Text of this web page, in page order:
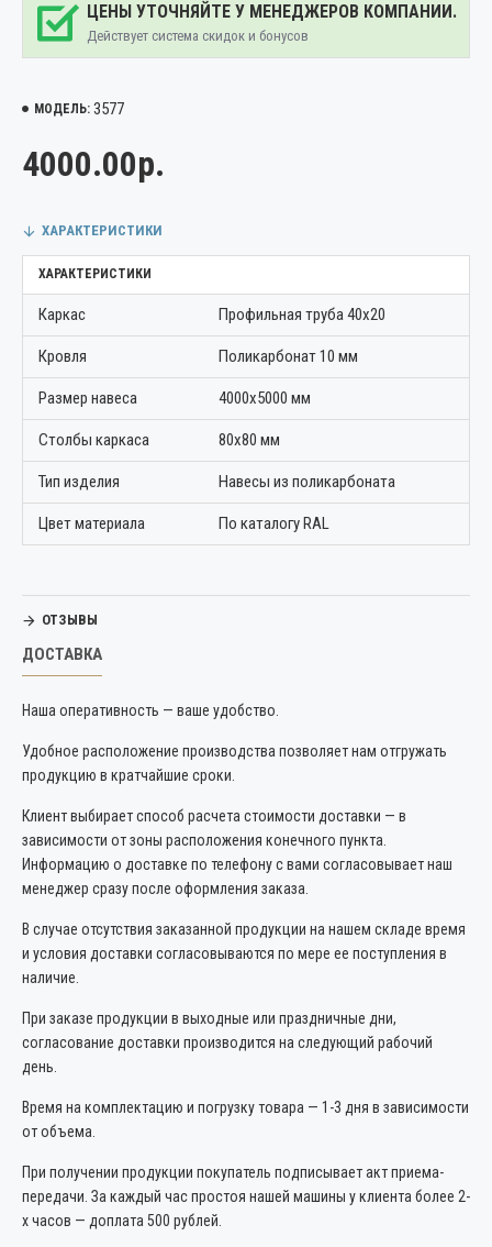
ЦЕНЫ УТОЧНЯЙТЕ У МЕНЕДЖЕРОВ КОМПАНИИ.
Действует система скидок и бонусов
МОДЕЛЬ: 3577
4000.00р.
ХАРАКТЕРИСТИКИ
ХАРАКТЕРИСТИКИ
Каркас Профильная труба 40х20
Кровля Поликарбонат 10 мм
Размер навеса 4000х5000 мм
Столбы каркаса 80х80 мм
Тип изделия Навесы из поликарбоната
Цвет материала По каталогу RAL
ОТЗЫВЫ
ДОСТАВКА
Наша оперативность — ваше удобство.
Удобное расположение производства позволяет нам отгружать
продукцию в кратчайшие сроки.
Клиент выбирает способ расчета стоимости доставки — в
зависимости от зоны расположения конечного пункта.
Информацию о доставке по телефону с вами согласовывает наш
менеджер сразу после оформления заказа.
В случае отсутствия заказанной продукции на нашем складе время
и условия доставки согласовываются по мере ее поступления в
наличие.
При заказе продукции в выходные или праздничные дни,
согласование доставки производится на следующий рабочий
день.
Время на комплектацию и погрузку товара — 1-3 дня в зависимости
от объема.
При получении продукции покупатель подписывает акт приема-
передачи. За каждый час простоя нашей машины у клиента более 2-
х часов — доплата 500 рублей.